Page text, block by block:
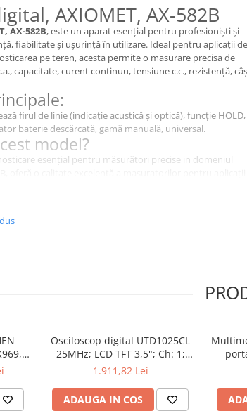
AXIOMET, AX-582B
AX-582B, este un aparat esențial pentru profesioniști și
fiabilitate și ușurință în utilizare. Ideal pentru aplicații de
pe teren, acesta permite o masurare precisa de
capacitate, curent continuu, tensiune c.c., rezistență,
firul de linie (indicație acustică și optică), funcție
baterie descărcată, gamă manuală, universal.
model?
esențial pentru măsurători precise in domeniul
2V, 20V, 200V, 1kV
cifre)
cu
Osciloscop digital UTD1025CL
25MHz; LCD TFT 3,5"; Ch: 1;
250Msps; 12kpts compatibil cu
1.911,82 Lei
ADAUGA IN COS